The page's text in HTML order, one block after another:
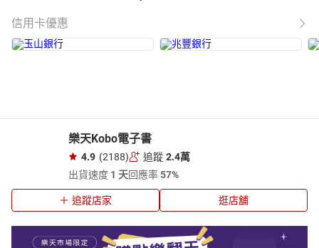
信用卡優惠
樂天Kobo電子書
4.9 (2188) 追蹤 2.4萬
出貨速度 1 天回應率57%
追蹤店家 逛店舖